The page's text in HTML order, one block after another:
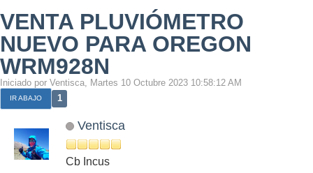
VENTA PLUVIÓMETRO
NUEVO PARA OREGON
WRM928N
Iniciado por Ventisca, Martes 10 Octubre 2023 10:58:12 AM
IR ABAJO 1
Ventisca
Cb Incus